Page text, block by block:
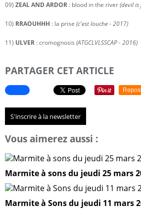
09) ZEAL AND ARDOR : blood in the river(devil
10) RRAOUHHH : la prise (c'est louche - 2017)
11) ULVER : cromognosis (ATGCLVLSSCAP - 2016)
PARTAGER CET ARTICLE
S'inscrire à la newsletter
Vous aimerez aussi :
Marmite à sons du jeudi 25 mars
Marmite à Sons du jeudi 11 mars